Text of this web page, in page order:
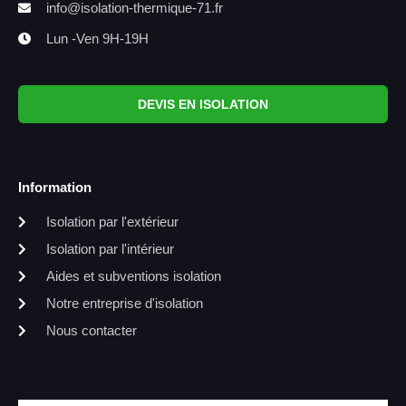
info@isolation-thermique-71.fr
Lun -Ven 9H-19H
DEVIS EN ISOLATION
Information
Isolation par l'extérieur
Isolation par l'intérieur
Aides et subventions isolation
Notre entreprise d'isolation
Nous contacter